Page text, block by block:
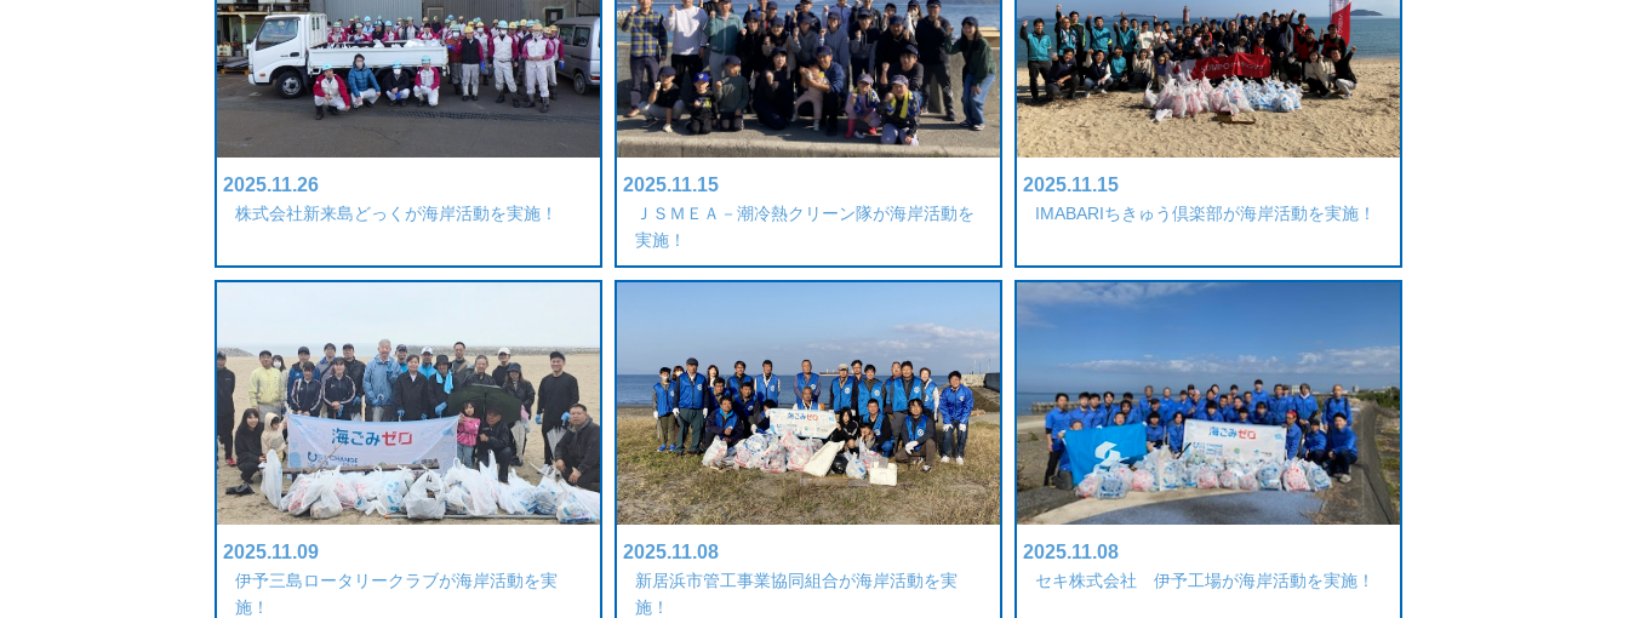
2025.11.26
株式会社新来島どっくが海岸活動を実施！
2025.11.15
ＪＳＭＥＡ－潮冷熱クリーン隊が海岸活動を
実施！
2025.11.15
IMABARIちきゅう倶楽部が海岸活動を実施！
2025.11.09
伊予三島ロータリークラブが海岸活動を実
施！
2025.11.08
新居浜市管工事業協同組合が海岸活動を実
施！
2025.11.08
セキ株式会社 伊予工場が海岸活動を実施！